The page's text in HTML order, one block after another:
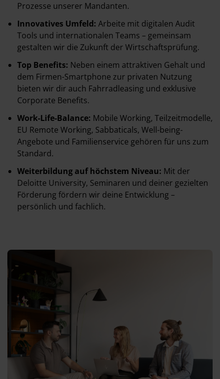
Prozesse unserer Mandanten.
Innovatives Umfeld: Arbeite mit digitalen Audit
Tools und internationalen Teams – gemeinsam
gestalten wir die Zukunft der Wirtschaftsprüfung.
Top Benefits: Neben einem attraktiven Gehalt und
dem Firmen-Smartphone zur privaten Nutzung
bieten wir dir auch Fahrradleasing und exklusive
Corporate Benefits.
Work-Life-Balance: Mobile Working, Teilzeitmodelle,
EU Remote Working, Sabbaticals, Well-being-
Angebote und Familienservice gehören für uns zum
Standard.
Weiterbildung auf höchstem Niveau: Mit der
Deloitte University, Seminaren und deiner gezielten
Förderung fördern wir deine Entwicklung –
persönlich und fachlich.